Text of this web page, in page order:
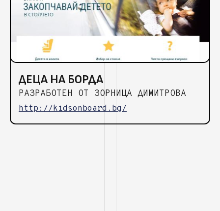
ДЕЦА НА БОРДА
РАЗРАБОТЕН ОТ ЗОРНИЦА ДИМИТРОВА
http://kidsonboard.bg/